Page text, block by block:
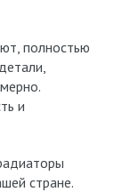
полностью
и
стране.